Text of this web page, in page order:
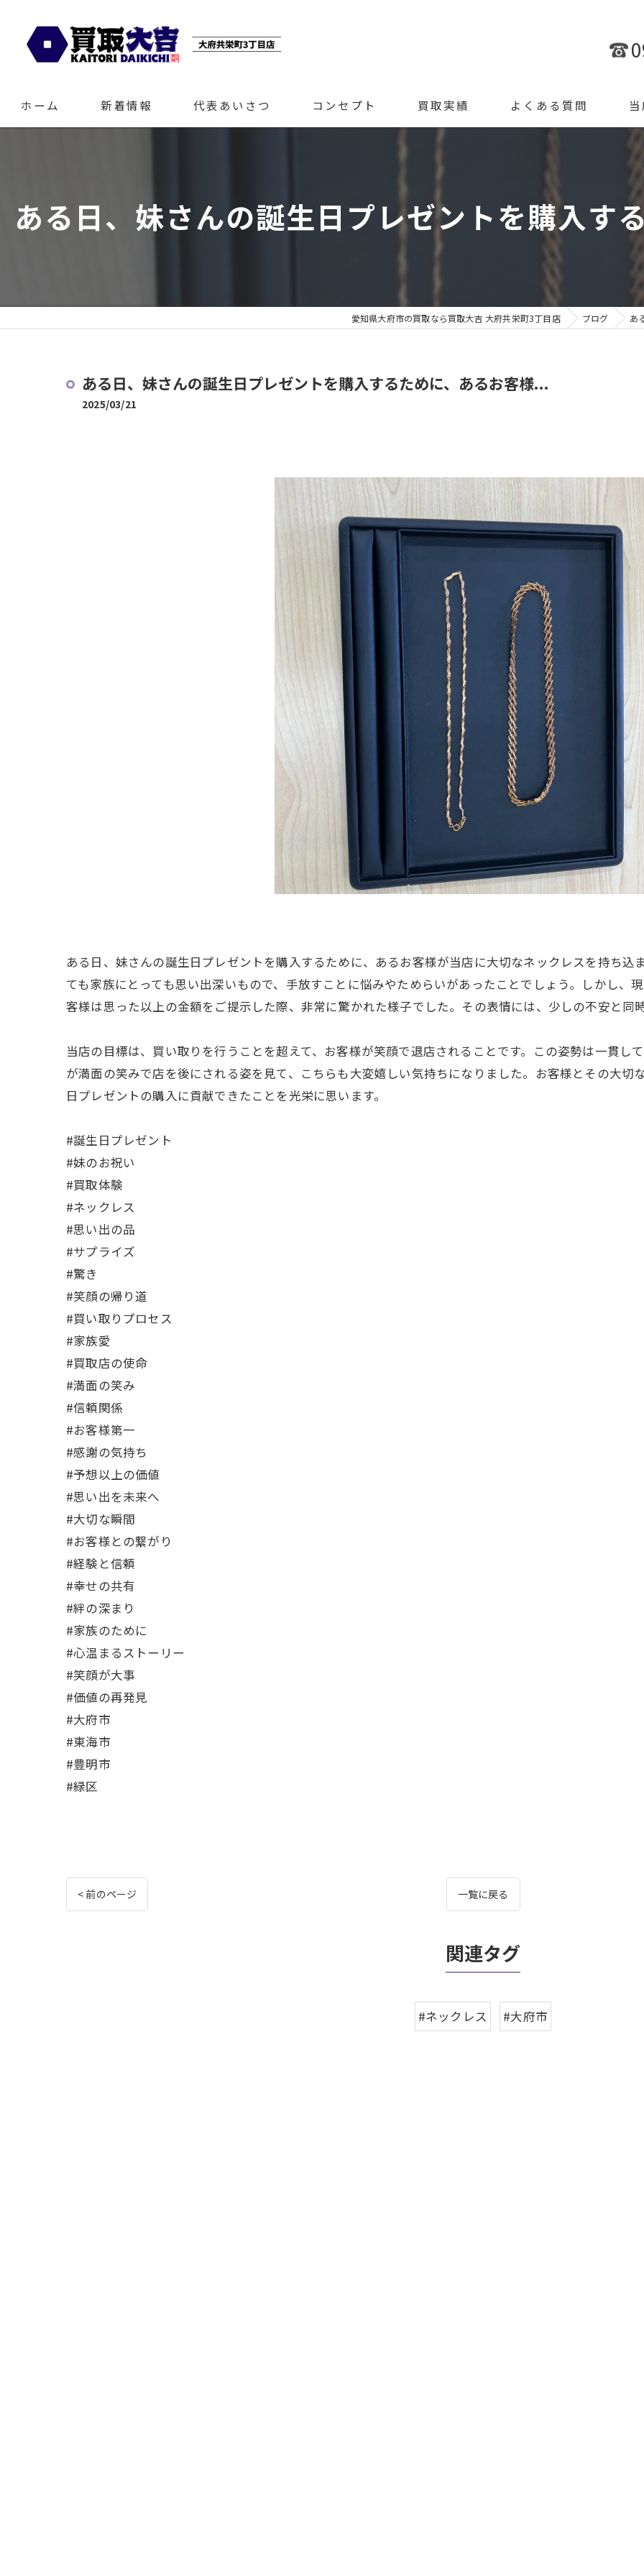
ホーム 新着情報 代表あいさつ コンセプト 買取実績 よくある質問
ブ
腕
ジ
遺
ある日、妹さんの誕生日プレゼントを購入す
愛知県大府市の買取なら買取大吉 大府共栄町3丁目店 ブログ あ
ある日、妹さんの誕生日プレゼントを購入するために、あるお客様...
2025/03/21
ある日、妹さんの誕生日プレゼントを購入するために、あるお客様が当店に大切なネックレスを持ち込
ても家族にとっても思い出深いもので、手放すことに悩みやためらいがあったことでしょう。しかし、
客様は思った以上の金額をご提示した際、非常に驚かれた様子でした。その表情には、少しの不安と同
当店の目標は、買い取りを行うことを超えて、お客様が笑顔で退店されることです。この姿勢は一貫し
が満面の笑みで店を後にされる姿を見て、こちらも大変嬉しい気持ちになりました。お客様とその大切
日プレゼントの購入に貢献できたことを光栄に思います。
#誕生日プレゼント
#妹のお祝い
#買取体験
#ネックレス
#思い出の品
#サプライズ
#驚き
#笑顔の帰り道
#買い取りプロセス
#家族愛
#買取店の使命
#満面の笑み
#信頼関係
#お客様第一
#感謝の気持ち
#予想以上の価値
#思い出を未来へ
#大切な瞬間
#お客様との繋がり
#経験と信頼
#幸せの共有
#絆の深まり
#家族のために
#心温まるストーリー
#笑顔が大事
#価値の再発見
#大府市
#東海市
#豊明市
#緑区
< 前のページ 一覧に戻る
関連タグ
#ネックレス #大府市